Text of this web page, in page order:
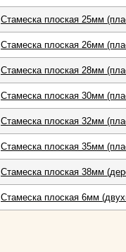
Стамеска плоская 25мм
Стамеска плоская 26мм
Стамеска плоская 28мм
Стамеска плоская 30мм
Стамеска плоская 32мм
Стамеска плоская 35мм
Стамеска плоская 38мм
Стамеска плоская 6мм